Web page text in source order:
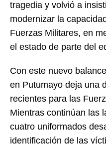
tragedia y volvió a
modernizar la
Fuerzas Militares, en
el estado de parte del
Con este nuevo
en Putumayo deja una
recientes para las
Mientras continúan las
cuatro uniformados
identificación de las